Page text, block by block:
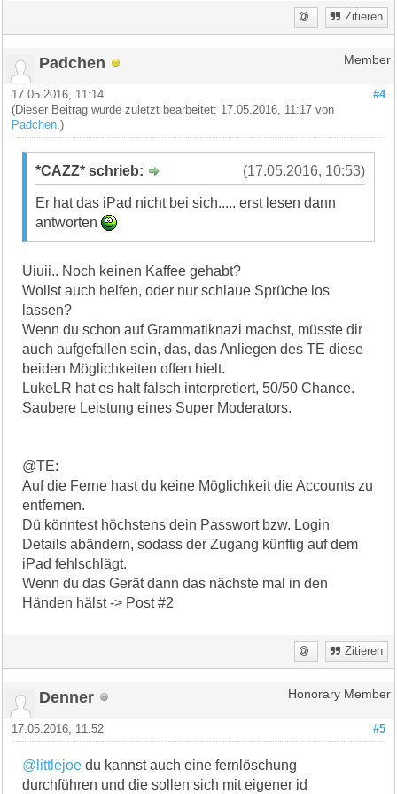
Zitieren
Padchen Member
#4
17.05.2016, 11:14
(Dieser Beitrag wurde zuletzt bearbeitet: 17.05.2016, 11:17 von
Padchen .)
(17.05.2016, 10:53)
*CAZZ* schrieb:
Er hat das iPad nicht bei sich..... erst lesen dann
antworten
Uiuii.. Noch keinen Kaffee gehabt?
Wollst auch helfen, oder nur schlaue Sprüche los
lassen?
Wenn du schon auf Grammatiknazi machst, müsste dir
auch aufgefallen sein, das, das Anliegen des TE diese
beiden Möglichkeiten offen hielt.
LukeLR hat es halt falsch interpretiert, 50/50 Chance.
Saubere Leistung eines Super Moderators.
@TE:
Auf die Ferne hast du keine Möglichkeit die Accounts zu
entfernen.
Dü könntest höchstens dein Passwort bzw. Login
Details abändern, sodass der Zugang künftig auf dem
iPad fehlschlägt.
Wenn du das Gerät dann das nächste mal in den
Händen hälst -> Post #2
Zitieren
Denner Honorary Member
#5
17.05.2016, 11:52
@littlejoe du kannst auch eine fernlöschung
durchführen und die sollen sich mit eigener id